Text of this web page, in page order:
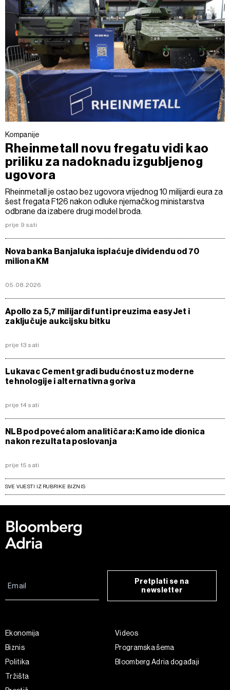
Kompanije
Rheinmetall novu fregatu vidi kao
priliku za nadoknadu izgubljenog
ugovora
Rheinmetall je ostao bez ugovora vrijednog 10 milijardi eura za
šest fregata F126 nakon odluke njemačkog ministarstva
odbrane da izabere drugi model broda.
prije 9 sati
Nova banka Banjaluka isplaćuje dividendu od 70
miliona KM
05.08.2026
Apollo za 5,7 milijardi funti preuzima easyJet i
zaključuje aukcijsku bitku
prije 13 sati
Lukavac Cement gradi budućnost uz moderne
tehnologije i alternativna goriva
prije 14 sati
NLB pod povećalom analitičara: Kamo ide dionica
nakon rezultata poslovanja
prije 15 sati
SVE VIJESTI IZ RUBRIKE BIZNIS
Pretplati se na
newsletter
Ekonomija
Biznis
Politika
Tržišta
Videos
Programska šema
Bloomberg Adria događaji